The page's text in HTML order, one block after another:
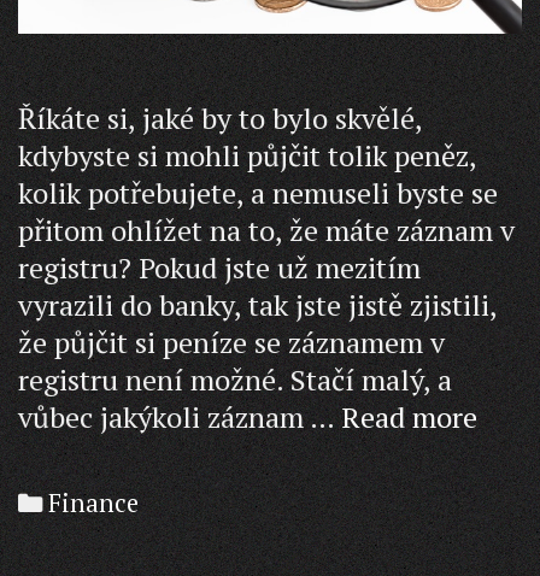
Říkáte si, jaké by to bylo skvělé,
kdybyste si mohli půjčit tolik peněz,
kolik potřebujete, a nemuseli byste se
přitom ohlížet na to, že máte záznam v
registru? Pokud jste už mezitím
vyrazili do banky, tak jste jistě zjistili,
že půjčit si peníze se záznamem v
registru není možné. Stačí malý, a
vůbec jakýkoli záznam …Read more
bez
být
Categories
Finance